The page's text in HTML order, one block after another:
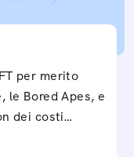
per merito
le Bored Apes, e
dei costi…